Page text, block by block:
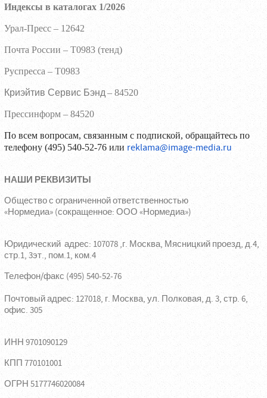
Индексы в каталогах 1/2026
Урал-Пресс – 12642
Почта России–Т0983 (тенд)
Руспресса –Т0983
Криэйтив Сервис Бэнд– 84520
Прессинформ – 84520
По всем вопросам, связанным с подпиской, обращайтесь по
телефону (495) 540-52-76 или reklama@image-media.ru
НАШИ РЕКВИЗИТЫ
Общество с ограниченной ответственностью
«Нормедиа» (сокращенное: ООО «Нормедиа»)
Юридический адрес: 107078 ,г. Москва, Мясницкий проезд, д.4,
стр.1, 3эт., пом.1, ком.4
Телефон/факс (495) 540-52-76
Почтовый адрес: 127018, г. Москва, ул. Полковая, д. 3, стр. 6,
офис. 305
ИНН 9701090129
КПП 770101001
ОГРН 5177746020084